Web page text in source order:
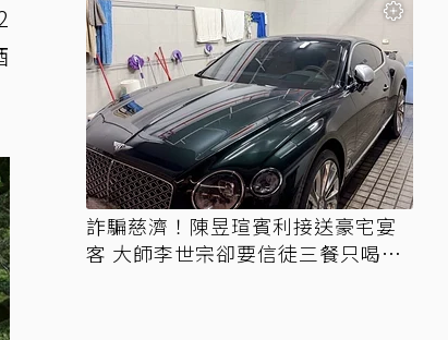
詐騙慈濟！陳昱瑄賓利接送豪宅宴
客 大師李世宗卻要信徒三餐只喝精